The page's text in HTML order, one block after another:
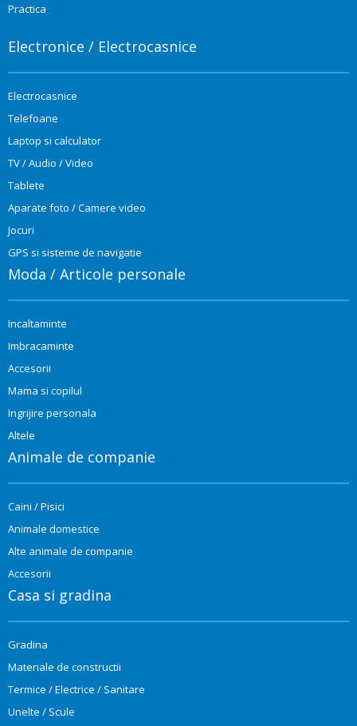
Practica
Electronice / Electrocasnice
Electrocasnice
Telefoane
Laptop si calculator
TV / Audio / Video
Tablete
Aparate foto / Camere video
Jocuri
GPS si sisteme de navigatie
Moda / Articole personale
Incaltaminte
Imbracaminte
Accesorii
Mama si copilul
Ingrijire personala
Altele
Animale de companie
Caini / Pisici
Animale domestice
Alte animale de companie
Accesorii
Casa si gradina
Gradina
Materiale de constructii
Termice / Electrice / Sanitare
Unelte / Scule